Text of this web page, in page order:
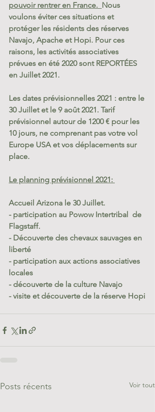
pouvoir rentrer en France. Nous
voulons éviter ces situations et
protéger les résidents des réserves
Navajo, Apache et Hopi. Pour ces
raisons, les activités associatives
prévues en été 2020 sont REPORTÉES
en Juillet 2021.
Les dates prévisionnelles 2021 : entre le
30 Juillet et le 9 août 2021. Tarif
prévisionnel autour de 1200 € pour les
10 jours, ne comprenant pas votre vol
Europe USA et vos déplacements sur
place.
Le planning prévisionnel 2021:
Accueil Arizona le 30 Juillet.
- participation au Powow Intertribal  de
Flagstaff.
- Découverte des chevaux sauvages en
liberté
- participation aux actions associatives
locales
- découverte de la culture Navajo
- visite et découverte de la réserve Hopi
Posts récents Voir tout